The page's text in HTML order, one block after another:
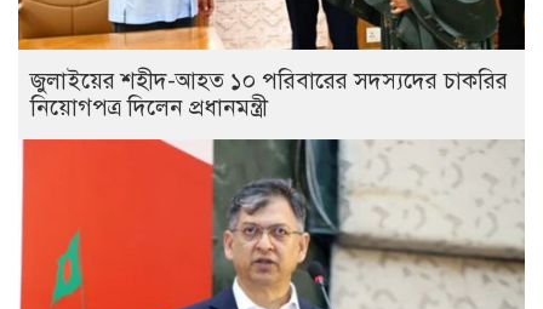
জুলাইয়ের শহীদ-আহত ১০ পরিবারের সদস্যদের চাকরির
নিয়োগপত্র দিলেন প্রধানমন্ত্রী